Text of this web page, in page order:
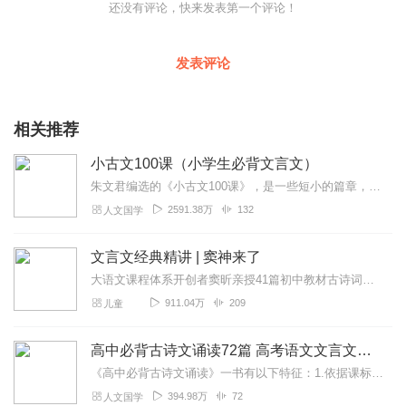
还没有评论，快来发表第一个评论！
发表评论
相关推荐
小古文100课（小学生必背文言文）
朱文君编选的《小古文100课》，是一些短小的篇章，易于入门。这组录音以济南出版社2015版《小学生小古文100课》为为录音底本，先前选本有些篇目被更换的，作为附...
人文国学 2591.38万 132
文言文经典精讲 | 窦神来了
大语文课程体系开创者窦昕亲授41篇初中教材古诗词、文言精讲，41周让你无惧文言难题古诗、古文难，难就难在，离生活太远，孩子没兴趣。能让孩子爱上的古文课，必然做到...
儿童 911.04万 209
高中必背古诗文诵读72篇 高考语文文言文背诵
《高中必背古诗文诵读》一书有以下特征：1.依据课标：收录教育部制定的《普通高中语文课程标准（2017年版2020年修订）》中指定的高中72篇古诗文背诵推荐篇...
人文国学 394.98万 72